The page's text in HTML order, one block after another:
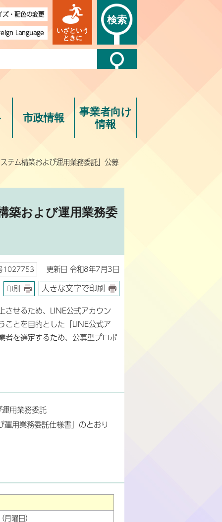
ズ・配色の変更
Language
いざという
ときに
検索
市政情報
事業者向け
情報
テム構築および運用業務委託」公募
築および運用業務委
1027753 更新日 令和8年7月3日
印刷 大きな文字で印刷
させるため、LINE公式アカウン
ことを目的とした「LINE公式ア
者を選定するため、公募型プロポ
用業務委託
用業務委託仕様書」のとおり
曜日）